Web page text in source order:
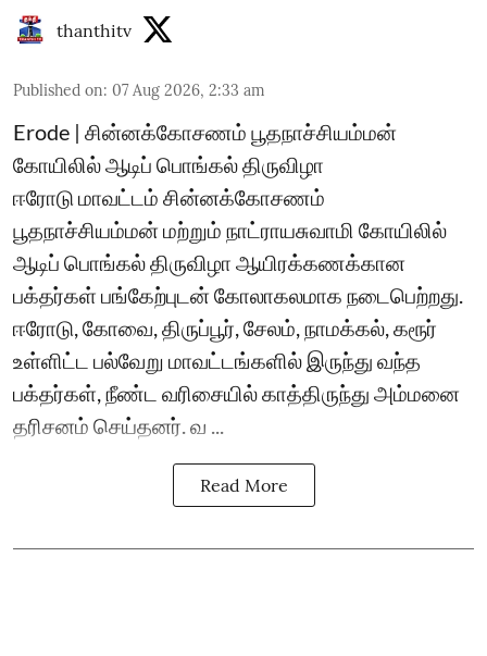
thanthitv
Published on: 07 Aug 2026, 2:33 am
Erode | சின்னக்கோசணம் பூதநாச்சியம்மன்
கோயிலில் ஆடிப் பொங்கல் திருவிழா
ஈரோடு மாவட்டம் சின்னக்கோசணம்
பூதநாச்சியம்மன் மற்றும் நாட்ராயசுவாமி கோயிலில்
ஆடிப் பொங்கல் திருவிழா ஆயிரக்கணக்கான
பக்தர்கள் பங்கேற்புடன் கோலாகலமாக நடைபெற்றது.
ஈரோடு, கோவை, திருப்பூர், சேலம், நாமக்கல், கரூர்
உள்ளிட்ட பல்வேறு மாவட்டங்களில் இருந்து வந்த
பக்தர்கள், நீண்ட வரிசையில் காத்திருந்து அம்மனை
தரிசனம் செய்தனர். வ ...
Read More